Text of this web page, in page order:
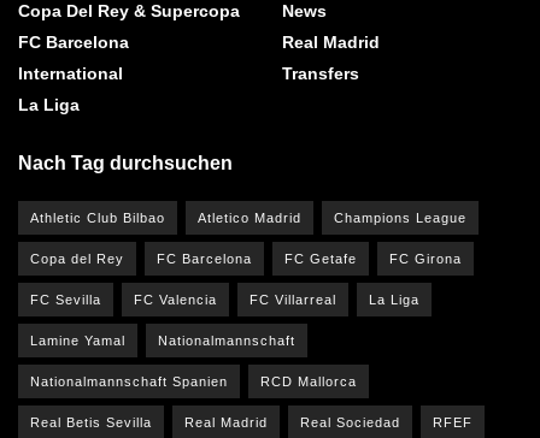
Copa Del Rey & Supercopa
FC Barcelona
International
La Liga
News
Real Madrid
Transfers
Nach Tag durchsuchen
Athletic Club Bilbao Atletico Madrid Champions League
Copa del Rey FC Barcelona FC Getafe FC Girona
FC Sevilla FC Valencia FC Villarreal La Liga
Lamine Yamal Nationalmannschaft
Nationalmannschaft Spanien RCD Mallorca
Real Betis Sevilla Real Madrid Real Sociedad RFEF